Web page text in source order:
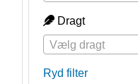
Dragt
Vælg dragt
Ryd filter